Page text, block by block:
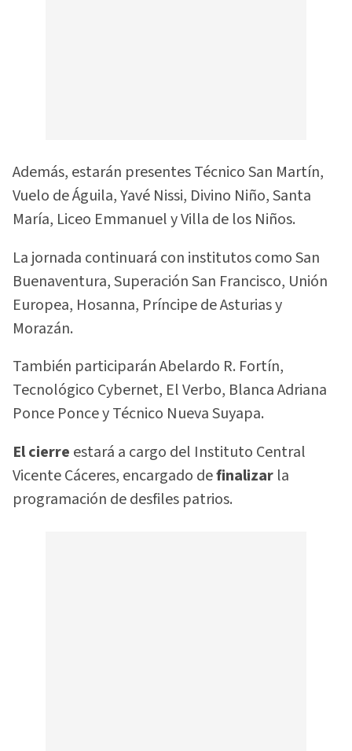
Además, estarán presentes Técnico San Martín,
Vuelo de Águila, Yavé Nissi, Divino Niño, Santa
María, Liceo Emmanuel y Villa de los Niños.
La jornada continuará con institutos como San
Buenaventura, Superación San Francisco, Unión
Europea, Hosanna, Príncipe de Asturias y
Morazán.
También participarán Abelardo R. Fortín,
Tecnológico Cybernet, El Verbo, Blanca Adriana
Ponce Ponce y Técnico Nueva Suyapa.
El cierre estará a cargo del Instituto Central
Vicente Cáceres, encargado definalizar la
programación de desfiles patrios.